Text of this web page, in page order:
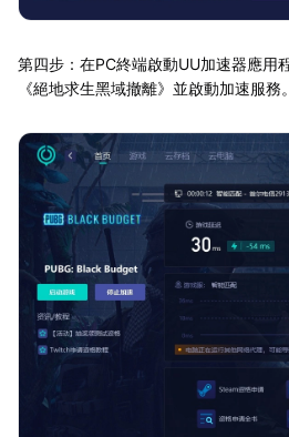
第四步：在PC終端啟動UU加速器應用
《絕地求生黑域撤離》並啟動加速服務。